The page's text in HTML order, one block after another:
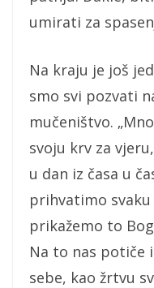
umirati za
Na kraju je još
smo svi pozvati
mučeništvo.
svoju krv za
u dan iz časa u
prihvatimo
prikažemo to
Na to nas potiče i
sebe, kao žrtvu